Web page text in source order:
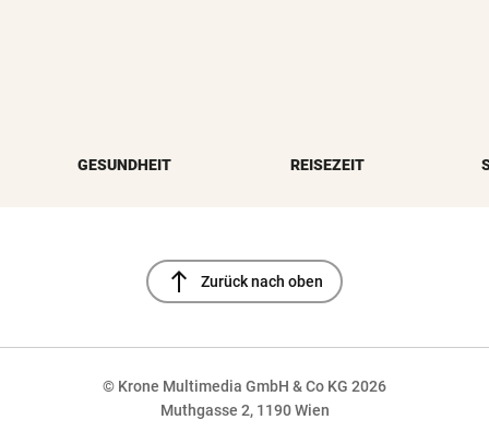
GESUNDHEIT REISEZEIT
north Zurück nach oben
© Krone Multimedia GmbH & Co KG 2026
Muthgasse 2, 1190 Wien